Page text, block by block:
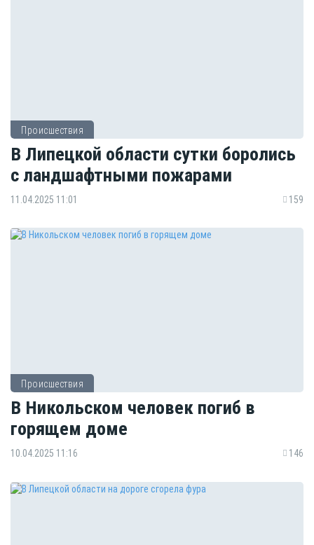
Происшествия
В Липецкой области сутки боролись
с ландшафтными пожарами
11.04.2025 11:01 159
Происшествия
В Никольском человек погиб в
горящем доме
10.04.2025 11:16 146